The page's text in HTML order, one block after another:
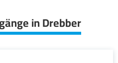
in Drebber